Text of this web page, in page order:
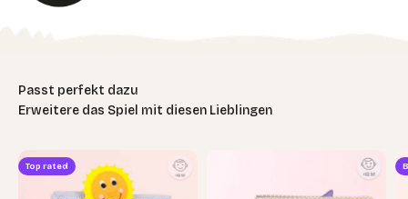
Erweitere das Spiel mit diesen Lieblingen
Top rated